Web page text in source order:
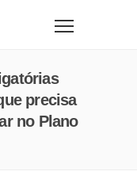
precisa
no Plano